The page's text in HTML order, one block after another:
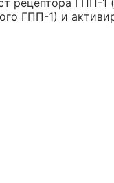
рецептора ГПП-
ГПП-1) и